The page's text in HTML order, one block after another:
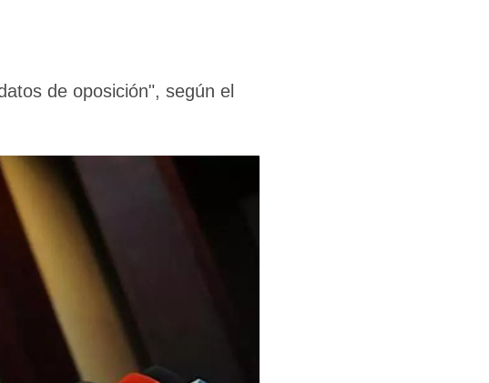
de oposición", según el